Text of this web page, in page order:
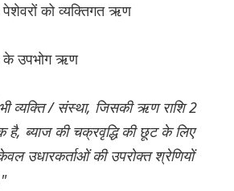
को व्यक्तिगत ऋण
के उपभोग ऋण
व्यक्ति / संस्था, जिसकी ऋण राशि 2
ब्याज की चक्रवृद्धि की छूट के लिए
उधारकर्ताओं की उपरोक्त श्रेणियों